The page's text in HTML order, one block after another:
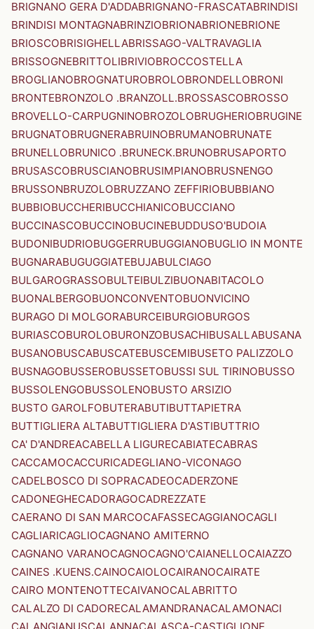
BRIGNANO GERA D'ADDABRIGNANO-FRASCATABRINDISI
BRINDISI MONTAGNABRINZIOBRIONABRIONEBRIONE
BRIOSCOBRISIGHELLABRISSAGO-VALTRAVAGLIA
BRISSOGNEBRITTOLIBRIVIOBROCCOSTELLA
BROGLIANOBROGNATUROBROLOBRONDELLOBRONI
BRONTEBRONZOLO .BRANZOLL.BROSSASCOBROSSO
BROVELLO-CARPUGNINOBROZOLOBRUGHERIOBRUGINE
BRUGNATOBRUGNERABRUINOBRUMANOBRUNATE
BRUNELLOBRUNICO .BRUNECK.BRUNOBRUSAPORTO
BRUSASCOBRUSCIANOBRUSIMPIANOBRUSNENGO
BRUSSONBRUZOLOBRUZZANO ZEFFIRIOBUBBIANO
BUBBIOBUCCHERIBUCCHIANICOBUCCIANO
BUCCINASCOBUCCINOBUCINEBUDDUSO'BUDOIA
BUDONIBUDRIOBUGGERRUBUGGIANOBUGLIO IN MONTE
BUGNARABUGUGGIATEBUJABULCIAGO
BULGAROGRASSOBULTEIBULZIBUONABITACOLO
BUONALBERGOBUONCONVENTOBUONVICINO
BURAGO DI MOLGORABURCEIBURGIOBURGOS
BURIASCOBUROLOBURONZOBUSACHIBUSALLABUSANA
BUSANOBUSCABUSCATEBUSCEMIBUSETO PALIZZOLO
BUSNAGOBUSSEROBUSSETOBUSSI SUL TIRINOBUSSO
BUSSOLENGOBUSSOLENOBUSTO ARSIZIO
BUSTO GAROLFOBUTERABUTIBUTTAPIETRA
BUTTIGLIERA ALTABUTTIGLIERA D'ASTIBUTTRIO
CA' D'ANDREACABELLA LIGURECABIATECABRAS
CACCAMOCACCURICADEGLIANO-VICONAGO
CADELBOSCO DI SOPRACADEOCADERZONE
CADONEGHECADORAGOCADREZZATE
CAERANO DI SAN MARCOCAFASSECAGGIANOCAGLI
CAGLIARICAGLIOCAGNANO AMITERNO
CAGNANO VARANOCAGNOCAGNO'CAIANELLOCAIAZZO
CAINES .KUENS.CAINOCAIOLOCAIRANOCAIRATE
CAIRO MONTENOTTECAIVANOCALABRITTO
CALALZO DI CADORECALAMANDRANACALAMONACI